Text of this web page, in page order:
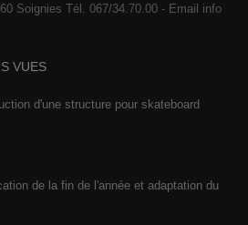
Soignies Tél. 067/34.70.00 - Email info
VUES
d'une structure pour skateboard
de la fin de l'année et adaptation du